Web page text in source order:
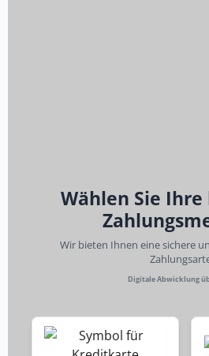
Wählen Sie
Wir bieten Ihnen eine sichere
Digitale Abwicklung